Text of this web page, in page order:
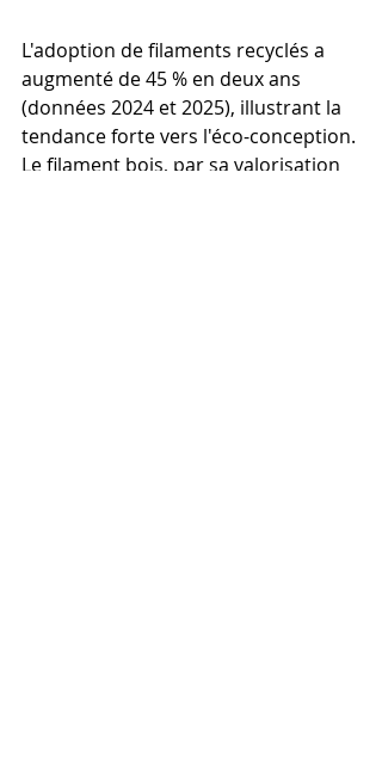
L'adoption de filaments recyclés a
augmenté de 45 % en deux ans
(données 2024 et 2025), illustrant la
tendance forte vers l'éco-conception.
Le filament bois, par sa valorisation